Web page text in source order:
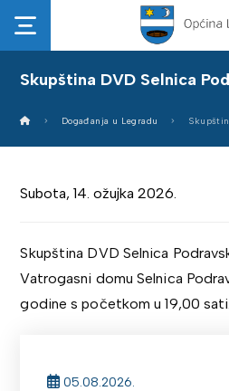
Skupština DVD Selnica
Događanja u Legradu
Subota, 14. ožujka 2026.
Skupština DVD Selnica
Vatrogasni domu Selnica
godine s početkom u 19,00 sati.
05.08.2026.